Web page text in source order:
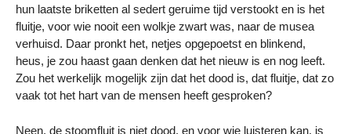
hun laatste briketten al sedert geruime tijd verstookt en is het
fluitje, voor wie nooit een wolkje zwart was, naar de musea
verhuisd. Daar pronkt het, netjes opgepoetst en blinkend,
heus, je zou haast gaan denken dat het nieuw is en nog leeft.
Zou het werkelijk mogelijk zijn dat het dood is, dat fluitje, dat zo
vaak tot het hart van de mensen heeft gesproken?
Neen, de stoomfluit is niet dood, en voor wie luisteren kan, is